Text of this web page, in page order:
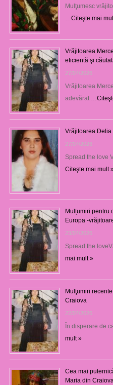
Mulţumesc
…Citeşte mai
Vrăjitoarea
eficientă şi
27/07/2026
Vrăjitoarea
adevărat …
Vrăjitoarea
27/07/2026
Spread the love
Citeşte mai mult
Mulțumiri pentru
Europa -
23/07/2026
Spread the
mai mult »
Mulţumiri
Craiova
22/07/2026
În disperare de
mult »
Cea mai
Maria din